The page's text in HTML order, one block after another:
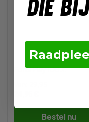
Forza Play 100 Jr.
Van:
24,95 €
Bestel nu
die